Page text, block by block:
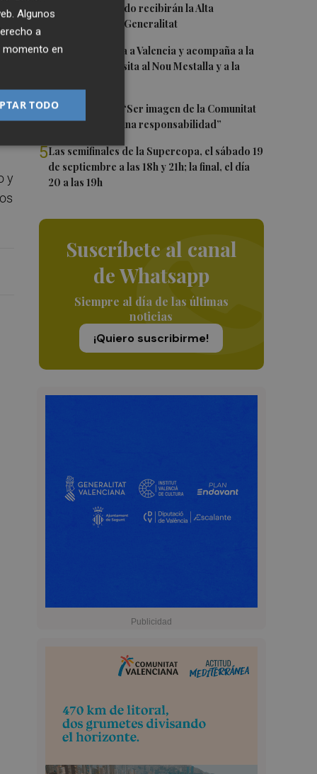
2Ferran y Grimaldo recibirán la Alta
Distinción de la Generalitat
3 Kiat Lim regresa a Valencia y acompaña a la
plantilla en su visita al Nou Mestalla y a la
4Ferran Torres: “Ser imagen de la Comunitat
es un orgullo y una responsabilidad”
5Las semifinales de la Supercopa, el sábado 19
de septiembre a las 18h y 21h; la final, el día
20 a las 19h
Suscríbete al canal
de Whatsapp
Siempre al día de las últimas
noticias
¡Quiero suscribirme!
y
Algunos
a
momento en
TODO